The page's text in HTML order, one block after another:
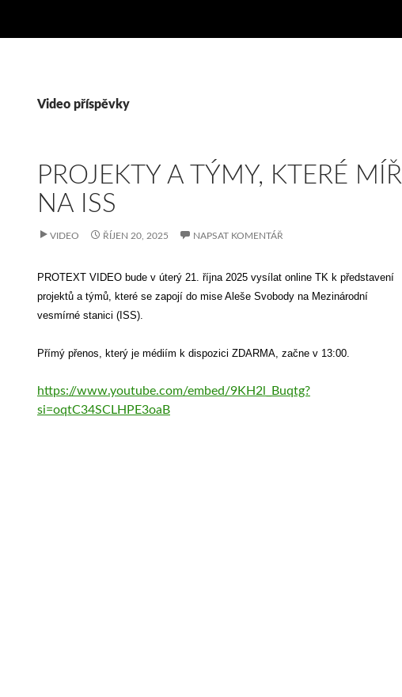
Video příspěvky
PROJEKTY A TÝMY, KTERÉ MÍŘÍ
NA ISS
VIDEO ŘÍJEN 20, 2025 NAPSAT KOMENTÁŘ
PROTEXT VIDEO bude v úterý 21. října 2025 vysílat online TK k představení
projektů a týmů, které se zapojí do mise Aleše Svobody na Mezinárodní
vesmírné stanici (ISS).
Přímý přenos, který je médiím k dispozici ZDARMA, začne v 13:00.
https://www.youtube.com/embed/9KH2l_Buqtg?
si=oqtC34SCLHPE3oaB